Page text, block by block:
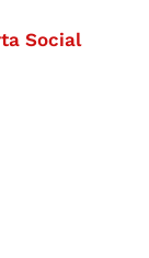
Social